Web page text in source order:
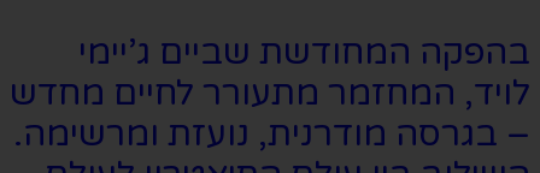
בהפקה המחודשת שביים ג’יימי
לויד, המחזמר מתעורר לחיים מחדש
– בגרסה מודרנית, נועזת ומרשימה.